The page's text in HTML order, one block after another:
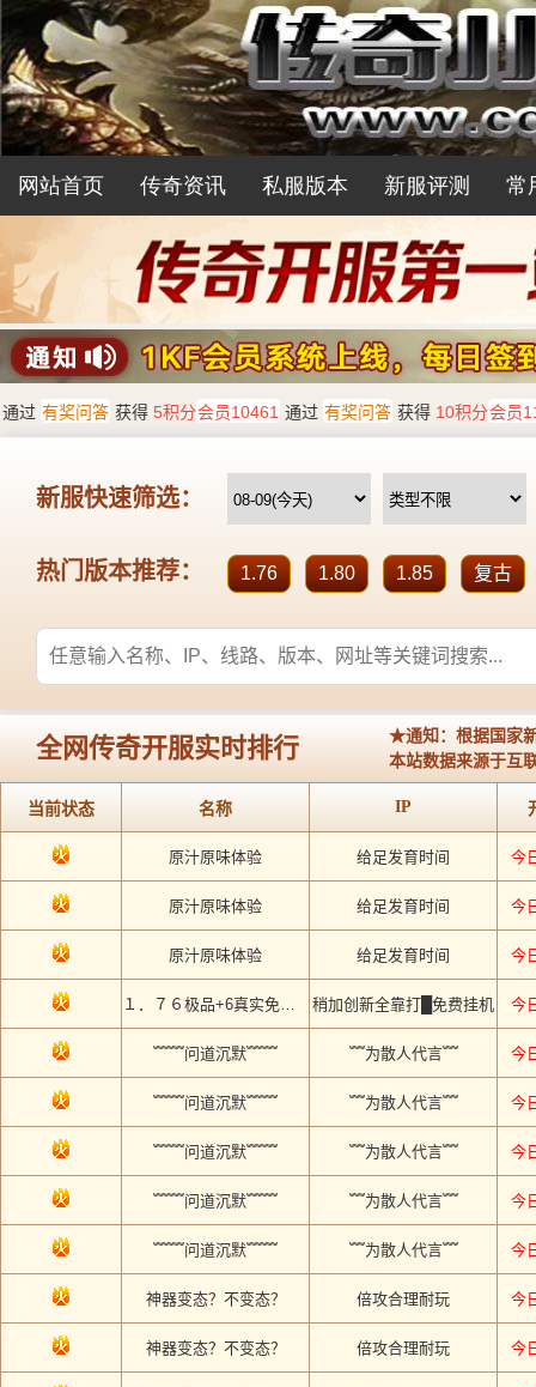
网站首页 传奇资讯 私服版本 新服评测 常